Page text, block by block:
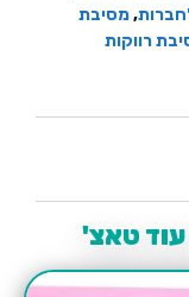
,מסיבת
רווקות
טאצ'